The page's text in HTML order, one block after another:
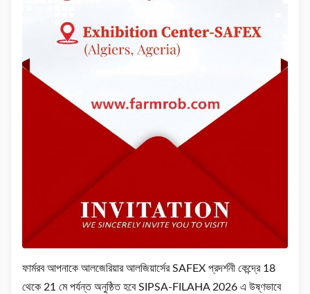
ফার্মরব আপনাকে আলজেরিয়ার আলজিয়ার্সের SAFEX প্রদর্শনী কেন্দ্রে 18
থেকে 21 মে পর্যন্ত অনুষ্ঠিত হবে SIPSA-FILAHA 2026 এ উষ্ণভাবে